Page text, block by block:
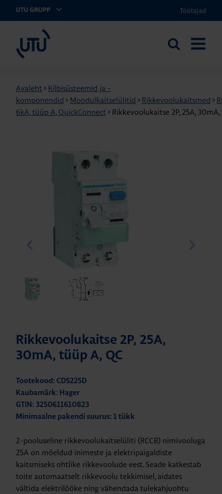
UTU GRUPP Töötajad
Otsi
Avaleht > Kilbisüsteemid ja -
komponendid > Moodulkaitselülitid > Rikkevoolukaitsmed >
6kA, tüüp A, QuickConnect > Rikkevoolukaitse 2P, 25A,
Rikkevoolukaitse 2P, 25A,
30mA, tüüp A, QC
Tootekood: CDS225D
Kaubamärk: Hager
GTIN: 3250611610823
Minimaalne pakendi suurus: 1 tükk
2-pooluseline rikkevoolukaitselüliti (RCCB) nimivooluga
25A on mõeldud inimeste ja elektripaigaldiste
kaitsmiseks ohtlike rikkevoolude eest. Seade katkestab
toite automaatselt rikkevoolu tekkimisel, aidates
vältida elektrilööke ning vähendada tulekahjuohtu